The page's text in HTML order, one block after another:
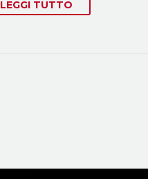
LEGGI TUTTO